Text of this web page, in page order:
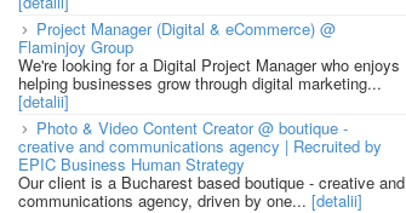
Project Manager (Digital & eCommerce) @
Flaminjoy Group
We're looking for a Digital Project Manager who enjoys
helping businesses grow through digital marketing...
[detalii]
Photo & Video Content Creator @ boutique -
creative and communications agency | Recruited by
EPIC Business Human Strategy
Our client is a Bucharest based boutique - creative and
communications agency, driven by one... [detalii]